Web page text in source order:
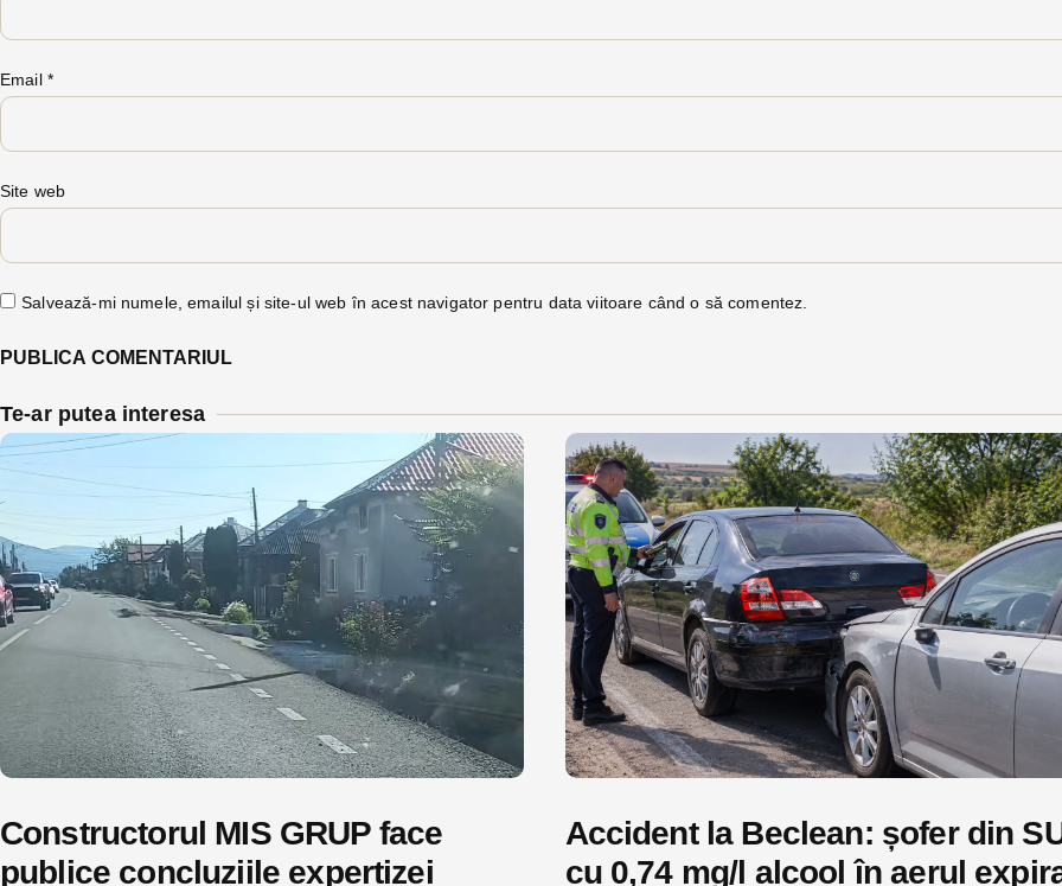
Email *
Site web
Salvează-mi numele, emailul și site-ul web în acest navigator pentru data viitoare când o să comentez.
Te-ar putea interesa
Constructorul MIS GRUP face
publice concluziile expertizei
Accident la Beclean: șofer din
cu 0,74 mg/l alcool în aerul